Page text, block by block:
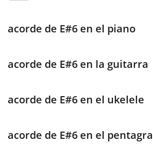
Français
한국어
acorde de E#6 en el piano
acorde de E#6 en la guitarra
acorde de E#6 en el ukelele
acorde de E#6 en el